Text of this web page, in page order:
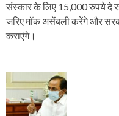
संस्कार के लिए 15,000 रुपये दे
जरिए मॉक असेंबली करेंगे और
कराएंगे।
P
o